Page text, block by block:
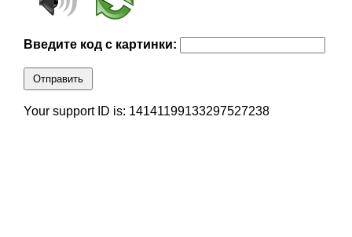
Введите код с картинки:
Отправить
Your support ID is: 14141199133297527238